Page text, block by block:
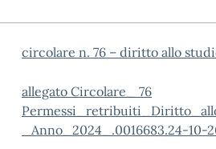
circolare n. 76 – diritto allo
allegato Circolare_ 76
_Anno_2024_.0016683.24-10-